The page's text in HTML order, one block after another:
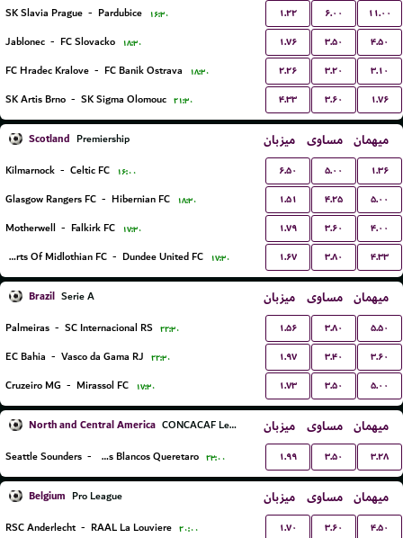
SK Slavia Prague - Pardubice ۱۶:۳۰ ۱.۲۲ ۶.۰۰ ۱۱.۰۰
Jablonec - FC Slovacko ۱۸:۳۰ ۱.۷۶ ۳.۵۰ ۴.۵۰
FC Hradec Kralove - FC Banik Ostrava ۱۸:۳۰ ۲.۲۶ ۳.۲۰ ۳.۱۰
SK Artis Brno - SK Sigma Olomouc ۲۱:۳۰ ۴.۳۳ ۳.۶۰ ۱.۷۶
Scotland Premiership میزبان مساوی میهمان
Kilmarnock - Celtic FC ۱۶:۰۰ ۶.۵۰ ۵.۰۰ ۱.۳۶
Glasgow Rangers FC - Hibernian FC ۱۸:۳۰ ۱.۵۱ ۴.۲۵ ۵.۰۰
Motherwell - Falkirk FC ۱۷:۳۰ ۱.۷۹ ۳.۶۰ ۴.۰۰
Hearts Of Midlothian FC - Dundee United FC ۱۷:۳۰ ۱.۶۷ ۳.۸۰ ۴.۳۳
Brazil Serie A میزبان مساوی میهمان
Palmeiras - SC Internacional RS ۲۲:۳۰ ۱.۵۶ ۳.۸۰ ۵.۵۰
EC Bahia - Vasco da Gama RJ ۲۲:۳۰ ۱.۹۷ ۳.۴۰ ۳.۶۰
Cruzeiro MG - Mirassol FC ۱۷:۳۰ ۱.۷۳ ۳.۵۰ ۵.۰۰
North and Central America CONCACAF Leagues Cup میزبان مساوی میهمان
Seattle Sounders - Gallos Blancos Queretaro ۲۳:۰۰ ۱.۹۹ ۳.۵۰ ۳.۲۸
Belgium Pro League میزبان مساوی میهمان
RSC Anderlecht - RAAL La Louviere ۲۰:۰۰ ۱.۷۰ ۳.۶۰ ۴.۵۰